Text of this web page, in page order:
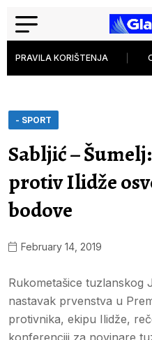
PRAVILA KORIŠTENJA
- SPORT
Sabljić –
protiv Ilidže
bodove
February 14, 2019
Rukometašice tuzlanskog
nastavak prvenstva u
protivnika, ekipu Ilidže,
konferenciji za novinare